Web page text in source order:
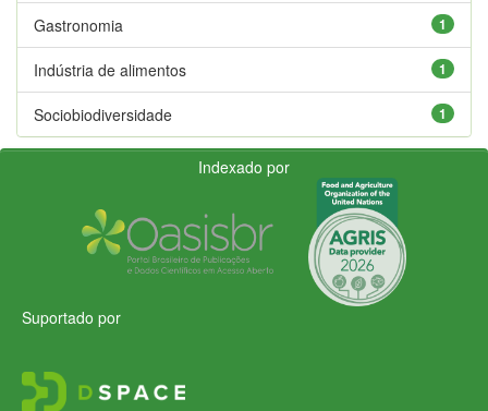
1
Gastronomia
1
Indústria de alimentos
1
Sociobiodiversidade
Indexado por
Suportado por